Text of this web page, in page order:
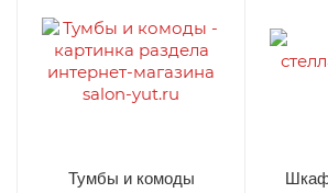
Тумбы и комоды